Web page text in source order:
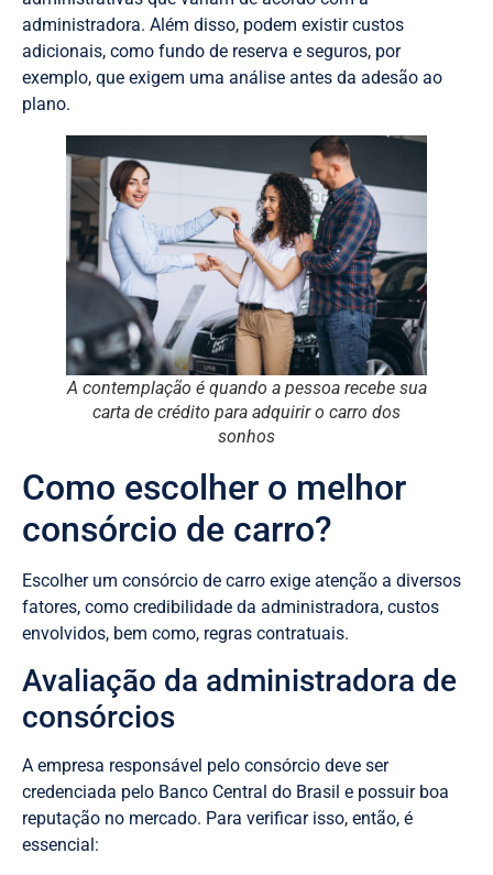
administradora. Além disso, podem existir custos
adicionais, como fundo de reserva e seguros, por
exemplo, que exigem uma análise antes da adesão ao
plano.
A contemplação é quando a pessoa recebe sua
carta de crédito para adquirir o carro dos
sonhos
Como escolher o melhor
consórcio de carro?
Escolher um consórcio de carro exige atenção a diversos
fatores, como credibilidade da administradora, custos
envolvidos, bem como, regras contratuais.
Avaliação da administradora de
consórcios
A empresa responsável pelo consórcio deve ser
credenciada pelo Banco Central do Brasil e possuir boa
reputação no mercado. Para verificar isso, então, é
essencial: